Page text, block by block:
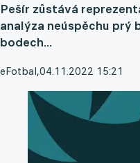
Pešír zůstává
analýza neúspěchu prý
bodech...
eFotbal,04.11.2022 15:21